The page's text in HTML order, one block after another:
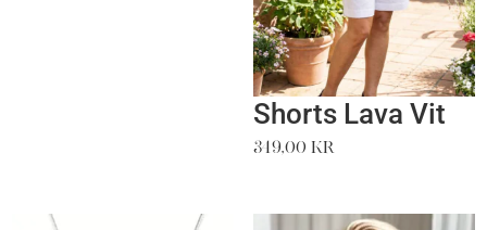
Shorts Lava Vit
349,00 kr